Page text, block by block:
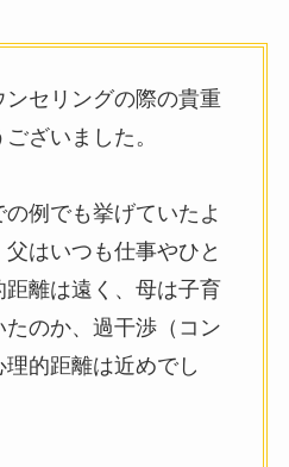
セリングの際の貴重
ざいました。
例でも挙げていたよ
はいつも仕事やひと
距離は遠く、母は子育
のか、過干渉（コン
理的距離は近めでし